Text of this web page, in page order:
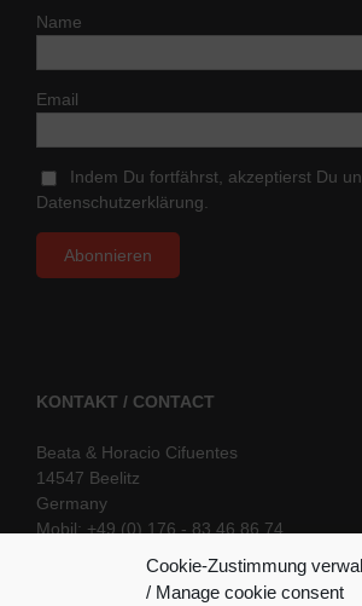
Cookie-Zustimmung
/ Manage cookie consent
Name
Email
Indem Du fortfährst, akzeptierst Du
Datenschutzerklärung.
KONTAKT / CONTACT
Beata & Horacio Cifuentes
14547 Beelitz
Germany
Mobil: +49 (0) 176 - 83 46 86 74